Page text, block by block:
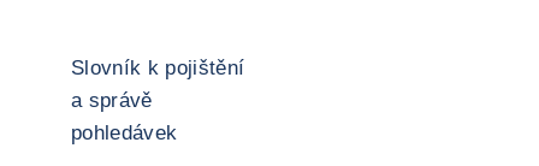
Slovník k pojištění
a správě
pohledávek